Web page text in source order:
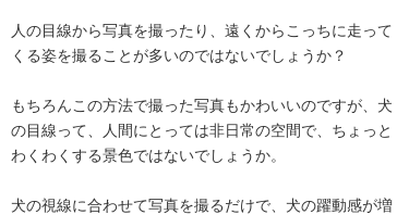
人の目線から写真を撮ったり、遠くからこっちに走って
くる姿を撮ることが多いのではないでしょうか？
もちろんこの方法で撮った写真もかわいいのですが、犬
の目線って、人間にとっては非日常の空間で、ちょっと
わくわくする景色ではないでしょうか。
犬の視線に合わせて写真を撮るだけで、犬の躍動感が増